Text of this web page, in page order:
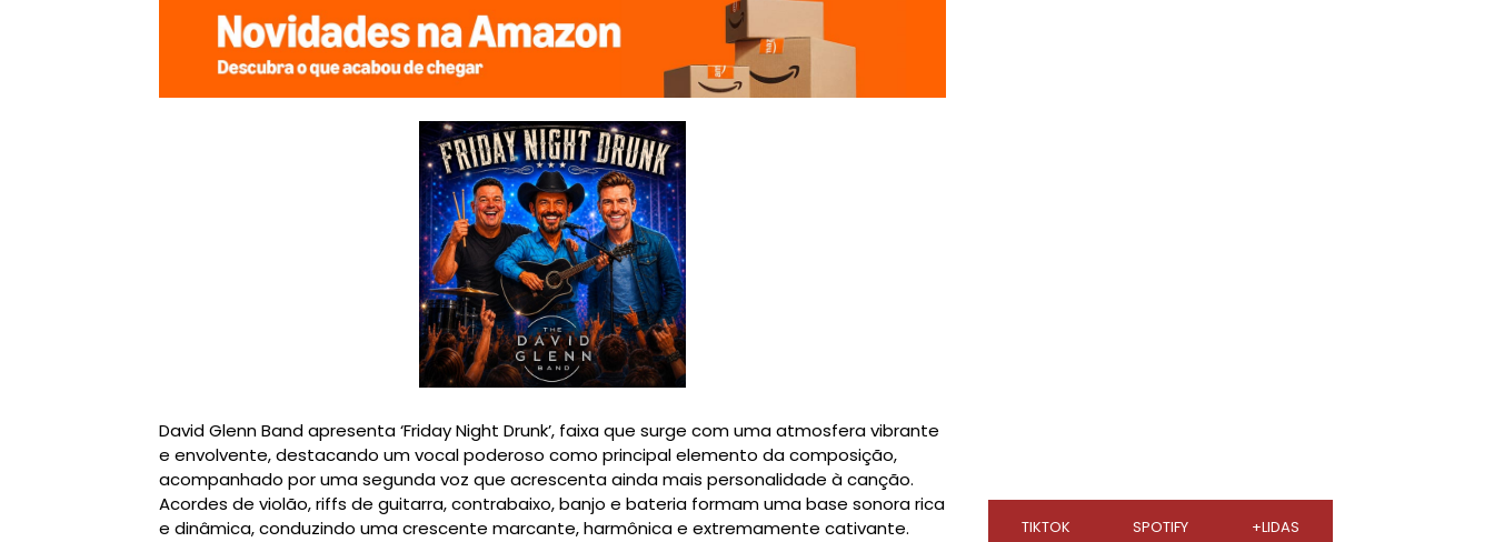
David Glenn Band apresenta ‘Friday Night Drunk’, faixa que surge com uma atmosfera vibrante
e envolvente, destacando um vocal poderoso como principal elemento da composição,
acompanhado por uma segunda voz que acrescenta ainda mais personalidade à canção.
Acordes de violão, riffs de guitarra, contrabaixo, banjo e bateria formam uma base sonora rica
e dinâmica, conduzindo uma crescente marcante, harmônica e extremamente cativante.
TIKTOK SPOTIFY +LIDAS